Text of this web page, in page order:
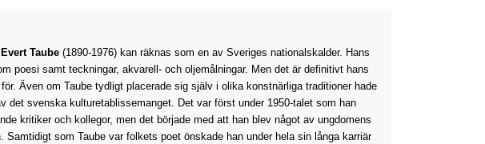
Evert Taube (1890-1976) kan räknas som en av Sveriges nationalskalder. Hans
poesi samt teckningar, akvarell- och oljemålningar. Men det är definitivt hans
Även om Taube tydligt placerade sig själv i olika konstnärliga traditioner hade
det svenska kulturetablissemanget. Det var först under 1950-talet som han
kritiker och kollegor, men det började med att han blev något av ungdomens
Samtidigt som Taube var folkets poet önskade han under hela sin långa karriär